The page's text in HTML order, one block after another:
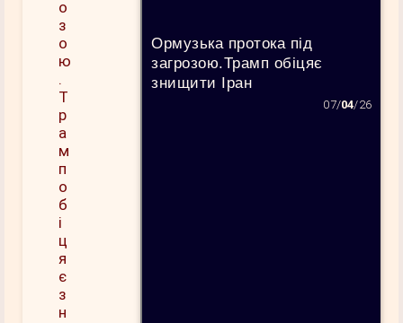
Ормузька протока під
загрозою.Трамп обіцяє
знищити Іран
07/04/26